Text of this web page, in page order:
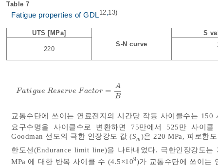
Table 7
Fatigue properties of GDL12,13)
UTS [MPa]
S-N curve
S
220
F ati gue Reserve F actor =
A
B
Fatigue Reserve Fa cto r=
교통수단에 쓰이는 연료전지의 시간당 작동 사이클수는
요구수명을 사이클수로 변환하면 75만에서 525만 사이
Goodman 선도의 극한 인장강도 값 (Sm)은 220 MPa, 피로한
한도선(Endurance limit line)을 나타내었다. 극한인장강도
MPa 에 대한 반복 사이클 수 (4.5×109)가 교통수단에 쓰이는